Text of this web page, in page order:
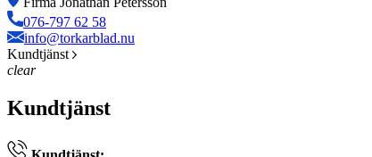
076-797 62 58
info@torkarblad.nu
Kundtjänst
clear
Kundtjänst